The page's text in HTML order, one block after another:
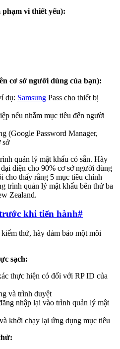
phạm vi thiết yếu):
cơ sở người dùng của bạn):
dụ: Samsung Pass cho thiết bị
nếu nhắm mục tiêu đến người
(Google Password Manager,
sở
quản lý mật khẩu có sẵn. Hãy
diện cho 90% cơ sở người dùng
cho thấy rằng 5 mục tiêu chính
trình quản lý mật khẩu bên thứ ba
Zealand.
khi tiến hành#
thử, hãy đảm bảo một môi
sạch:
thực hiện có đối với RP ID của
và trình duyệt
nhập lại vào trình quản lý mật
khởi chạy lại ứng dụng mục tiêu